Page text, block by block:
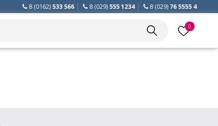
8 (0162) 533 566 8 (029) 555 1234 8 (029) 76 5555 4
0